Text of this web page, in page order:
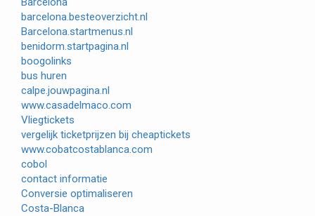
barcelona.besteoverzicht.nl
Barcelona.startmenus.nl
benidorm.startpagina.nl
boogolinks
bus huren
calpe.jouwpagina.nl
www.casadelmaco.com
Vliegtickets
vergelijk ticketprijzen bij cheaptickets
www.cobatcostablanca.com
cobol
contact informatie
Conversie optimaliseren
Costa-Blanca